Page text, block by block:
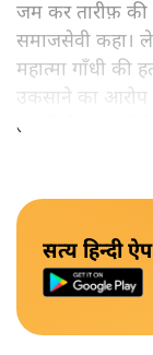
जम कर तारीफ़ की
समाजसेवी कहा।
महात्मा गाँधी की
उकसाने का आरोप
तकनीकी कारणों से
सत्य हिन्दी